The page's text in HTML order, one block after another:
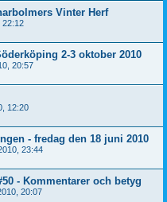
Vinter Herf
22:12
2-3 oktober 2010
20:57
12:20
- fredag den 18 juni 2010
23:44
- Kommentarer och betyg
20:07